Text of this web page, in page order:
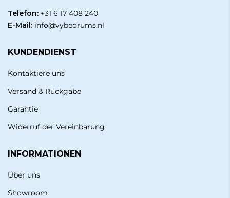
Telefon: +31 6 17 408 240
E-Mail: info@vybedrums.nl
KUNDENDIENST
Kontaktiere uns
Versand & Rückgabe
Garantie
Widerruf der Vereinbarung
INFORMATIONEN
Über uns
Showroom